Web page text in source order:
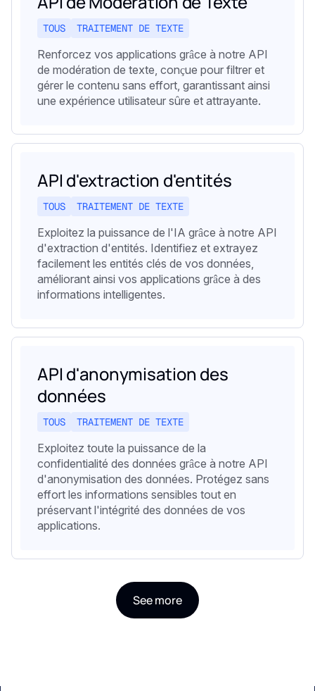
TOUS TRAITEMENT DE TEXTE
Renforcez vos applications grâce à notre API
de modération de texte, conçue pour filtrer et
gérer le contenu sans effort, garantissant ainsi
une expérience utilisateur sûre et attrayante.
API d'extraction d'entités
TOUS TRAITEMENT DE TEXTE
Exploitez la puissance de l'IA grâce à notre API
d'extraction d'entités. Identifiez et extrayez
facilement les entités clés de vos données,
améliorant ainsi vos applications grâce à des
informations intelligentes.
API d'anonymisation des
données
TOUS TRAITEMENT DE TEXTE
Exploitez toute la puissance de la
confidentialité des données grâce à notre API
d'anonymisation des données. Protégez sans
effort les informations sensibles tout en
préservant l'intégrité des données de vos
applications.
See more